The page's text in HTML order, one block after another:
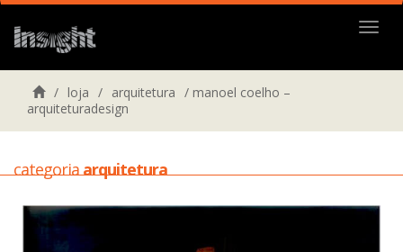
Menu
/ loja / arquitetura / manoel coelho –
arquiteturadesign
categoriaarquitetura